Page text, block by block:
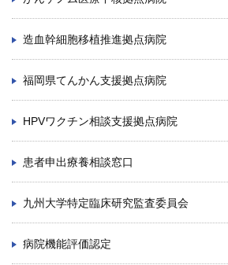
造血幹細胞移植推進拠点病院
福岡県てんかん支援拠点病院
HPVワクチン相談支援拠点病院
患者申出療養相談窓口
九州大学特定臨床研究監査委員会
病院機能評価認定